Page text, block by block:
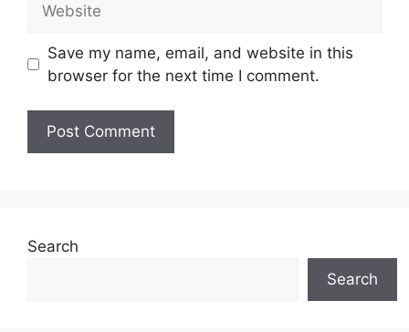
Save my name, email, and website in this
browser for the next time I comment.
Search
Search